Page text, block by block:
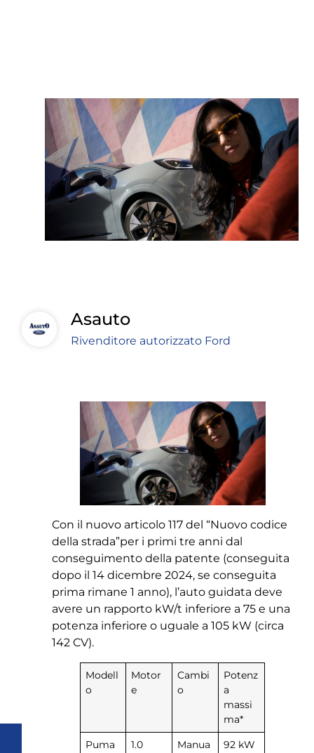
Asauto
Rivenditore autorizzato Ford
Con il nuovo articolo 117 del “Nuovo codice
della strada”per i primi tre anni dal
conseguimento della patente (conseguita
dopo il 14 dicembre 2024, se conseguita
prima rimane 1 anno), l’auto guidata deve
avere un rapporto kW/t inferiore a 75 e una
potenza inferiore o uguale a 105 kW (circa
142 CV).
Modell
o
Motor
e
Cambi
o
Potenz
a
massi
ma*
Puma
1.0
Manua
92 kW